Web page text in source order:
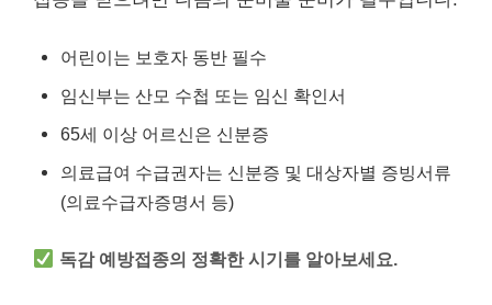
어린이는 보호자 동반 필수
임신부는 산모 수첩 또는 임신 확인서
65세 이상 어르신은 신분증
의료급여 수급권자는 신분증 및 대상자별 증빙서류
(의료수급자증명서 등)
독감 예방접종의 정확한 시기를 알아보세요.